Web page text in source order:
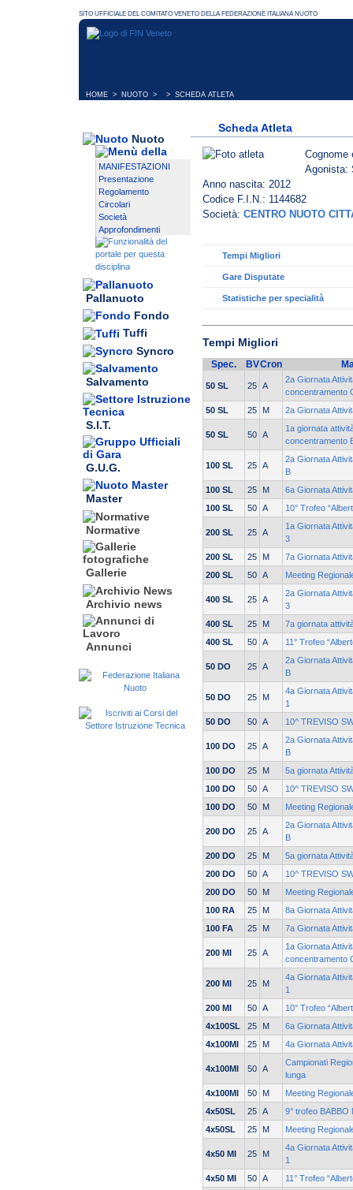
HOME > NUOTO > > SCHEDA ATLETA
Nuoto
MANIFESTAZIONI
Presentazione
Regolamento
Circolari
Società
Approfondimenti
Pallanuoto
Fondo
Tuffi
Syncro
Salvamento
S.I.T.
G.U.G.
Master
Normative
Gallerie
Archivio news
Annunci
Scheda Atleta
Agonista:
Anno nascita: 2012
Codice F.I.N.: 1144682
Società: CENTRO NUOTO
Tempi Migliori
Gare Disputate
Statistiche per specialità
Tempi Migliori
Spec. BVCron
50 SL 25 A
2a Giornata
concentramento
50 SL
25 M 2a Giornata
50 SL 50 A
1a giornata
concentramento
100 SL 25 A
2a Giornata
B
100 SL
25 M
6a Giornata
100 SL
50 A 10° Trofeo
200 SL 25 A
1a Giornata
3
200 SL
25 M
7a Giornata
200 SL
50 A Meeting
400 SL 25 A
2a Giornata
3
400 SL
25 M
7a giornata
400 SL
50 A 11° Trofeo
50 DO 25 A
2a Giornata
B
50 DO 25 M
4a Giornata
1
50 DO
50 A 10^ TREVISO
100 DO 25 A
2a Giornata
B
100 DO
25 M
5a giornata
100 DO
50 A
10^ TREVISO
100 DO
50 M Meeting
200 DO 25 A
2a Giornata
B
200 DO
25 M
5a giornata
200 DO
50 A
10^ TREVISO
200 DO
50 M
Meeting
100 RA
25 M
8a Giornata
100 FA
25 M 7a Giornata
200 MI 25 A
1a Giornata
concentramento
200 MI 25 M
4a Giornata
1
200 MI
50 A
10° Trofeo
4x100SL
25 M
6a Giornata
4x100MI
25 M 4a Giornata
4x100MI 50 A
Campionati
lunga
4x100MI
50 M
Meeting
4x50SL
25 A
9° trofeo BABBO
4x50SL
25 M Meeting
4x50 MI 25 M
4a Giornata
1
4x50 MI
50 A
11° Trofeo